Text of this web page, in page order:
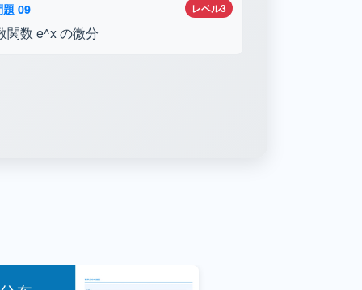
レベル3
題 09
関数 e^x の微分